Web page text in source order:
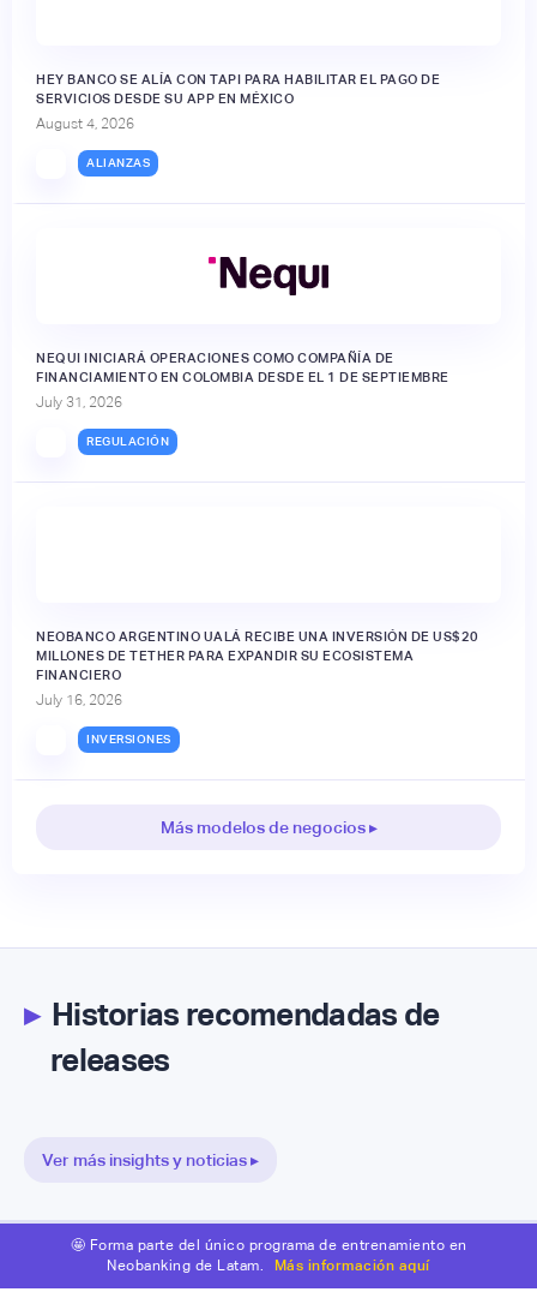
HEY BANCO SE ALÍA CON TAPI PARA HABILITAR EL PAGO DE
SERVICIOS DESDE SU APP EN MÉXICO
August 4, 2026
ALIANZAS
NEQUI INICIARÁ OPERACIONES COMO COMPAÑÍA DE
FINANCIAMIENTO EN COLOMBIA DESDE EL 1 DE SEPTIEMBRE
July 31, 2026
REGULACIÓN
NEOBANCO ARGENTINO UALÁ RECIBE UNA INVERSIÓN DE US$20
MILLONES DE TETHER PARA EXPANDIR SU ECOSISTEMA
FINANCIERO
July 16, 2026
INVERSIONES
Más modelos de negocios ▸
▸Historias recomendadas de
releases
Ver más insights y noticias ▸
🤩 Forma parte del único programa de entrenamiento en
Neobanking de Latam.
Más información aquí